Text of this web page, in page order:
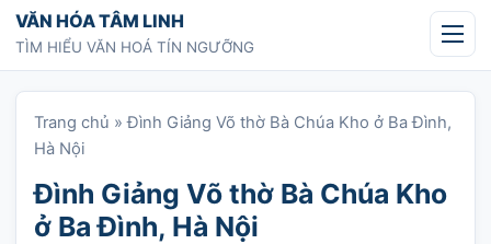
Chuyển tới nội dung
VĂN HÓA TÂM LINH
TÌM HIỂU VĂN HOÁ TÍN NGƯỠNG
Trang chủ »Đình Giảng Võ thờ Bà Chúa Kho ở Ba Đình,
Hà Nội
Đình Giảng Võ thờ Bà Chúa Kho
ở Ba Đình, Hà Nội